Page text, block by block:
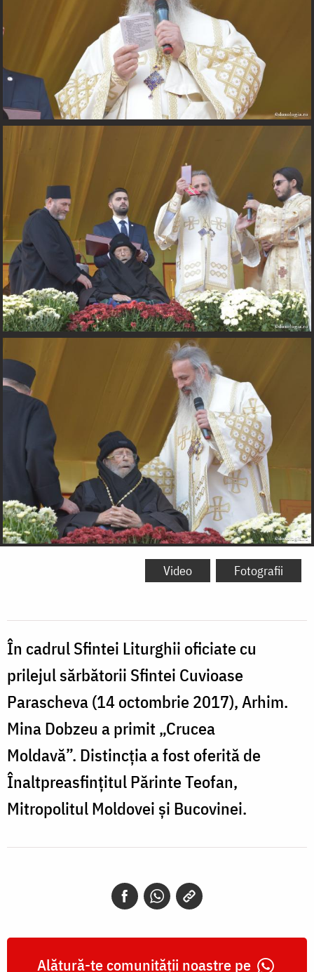
Video Fotografii
În cadrul Sfintei Liturghii oficiate cu
prilejul sărbătorii Sfintei Cuvioase
Parascheva (14 octombrie 2017), Arhim.
Mina Dobzeu a primit „Crucea
Moldavă”. Distincţia a fost oferită de
Înaltpreasfinţitul Părinte Teofan,
Mitropolitul Moldovei şi Bucovinei.
Alătură-te comunității noastre pe